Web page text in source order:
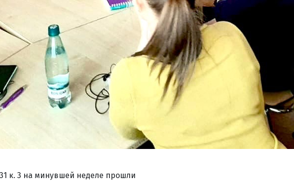
к. 3 на минувшей неделе прошли